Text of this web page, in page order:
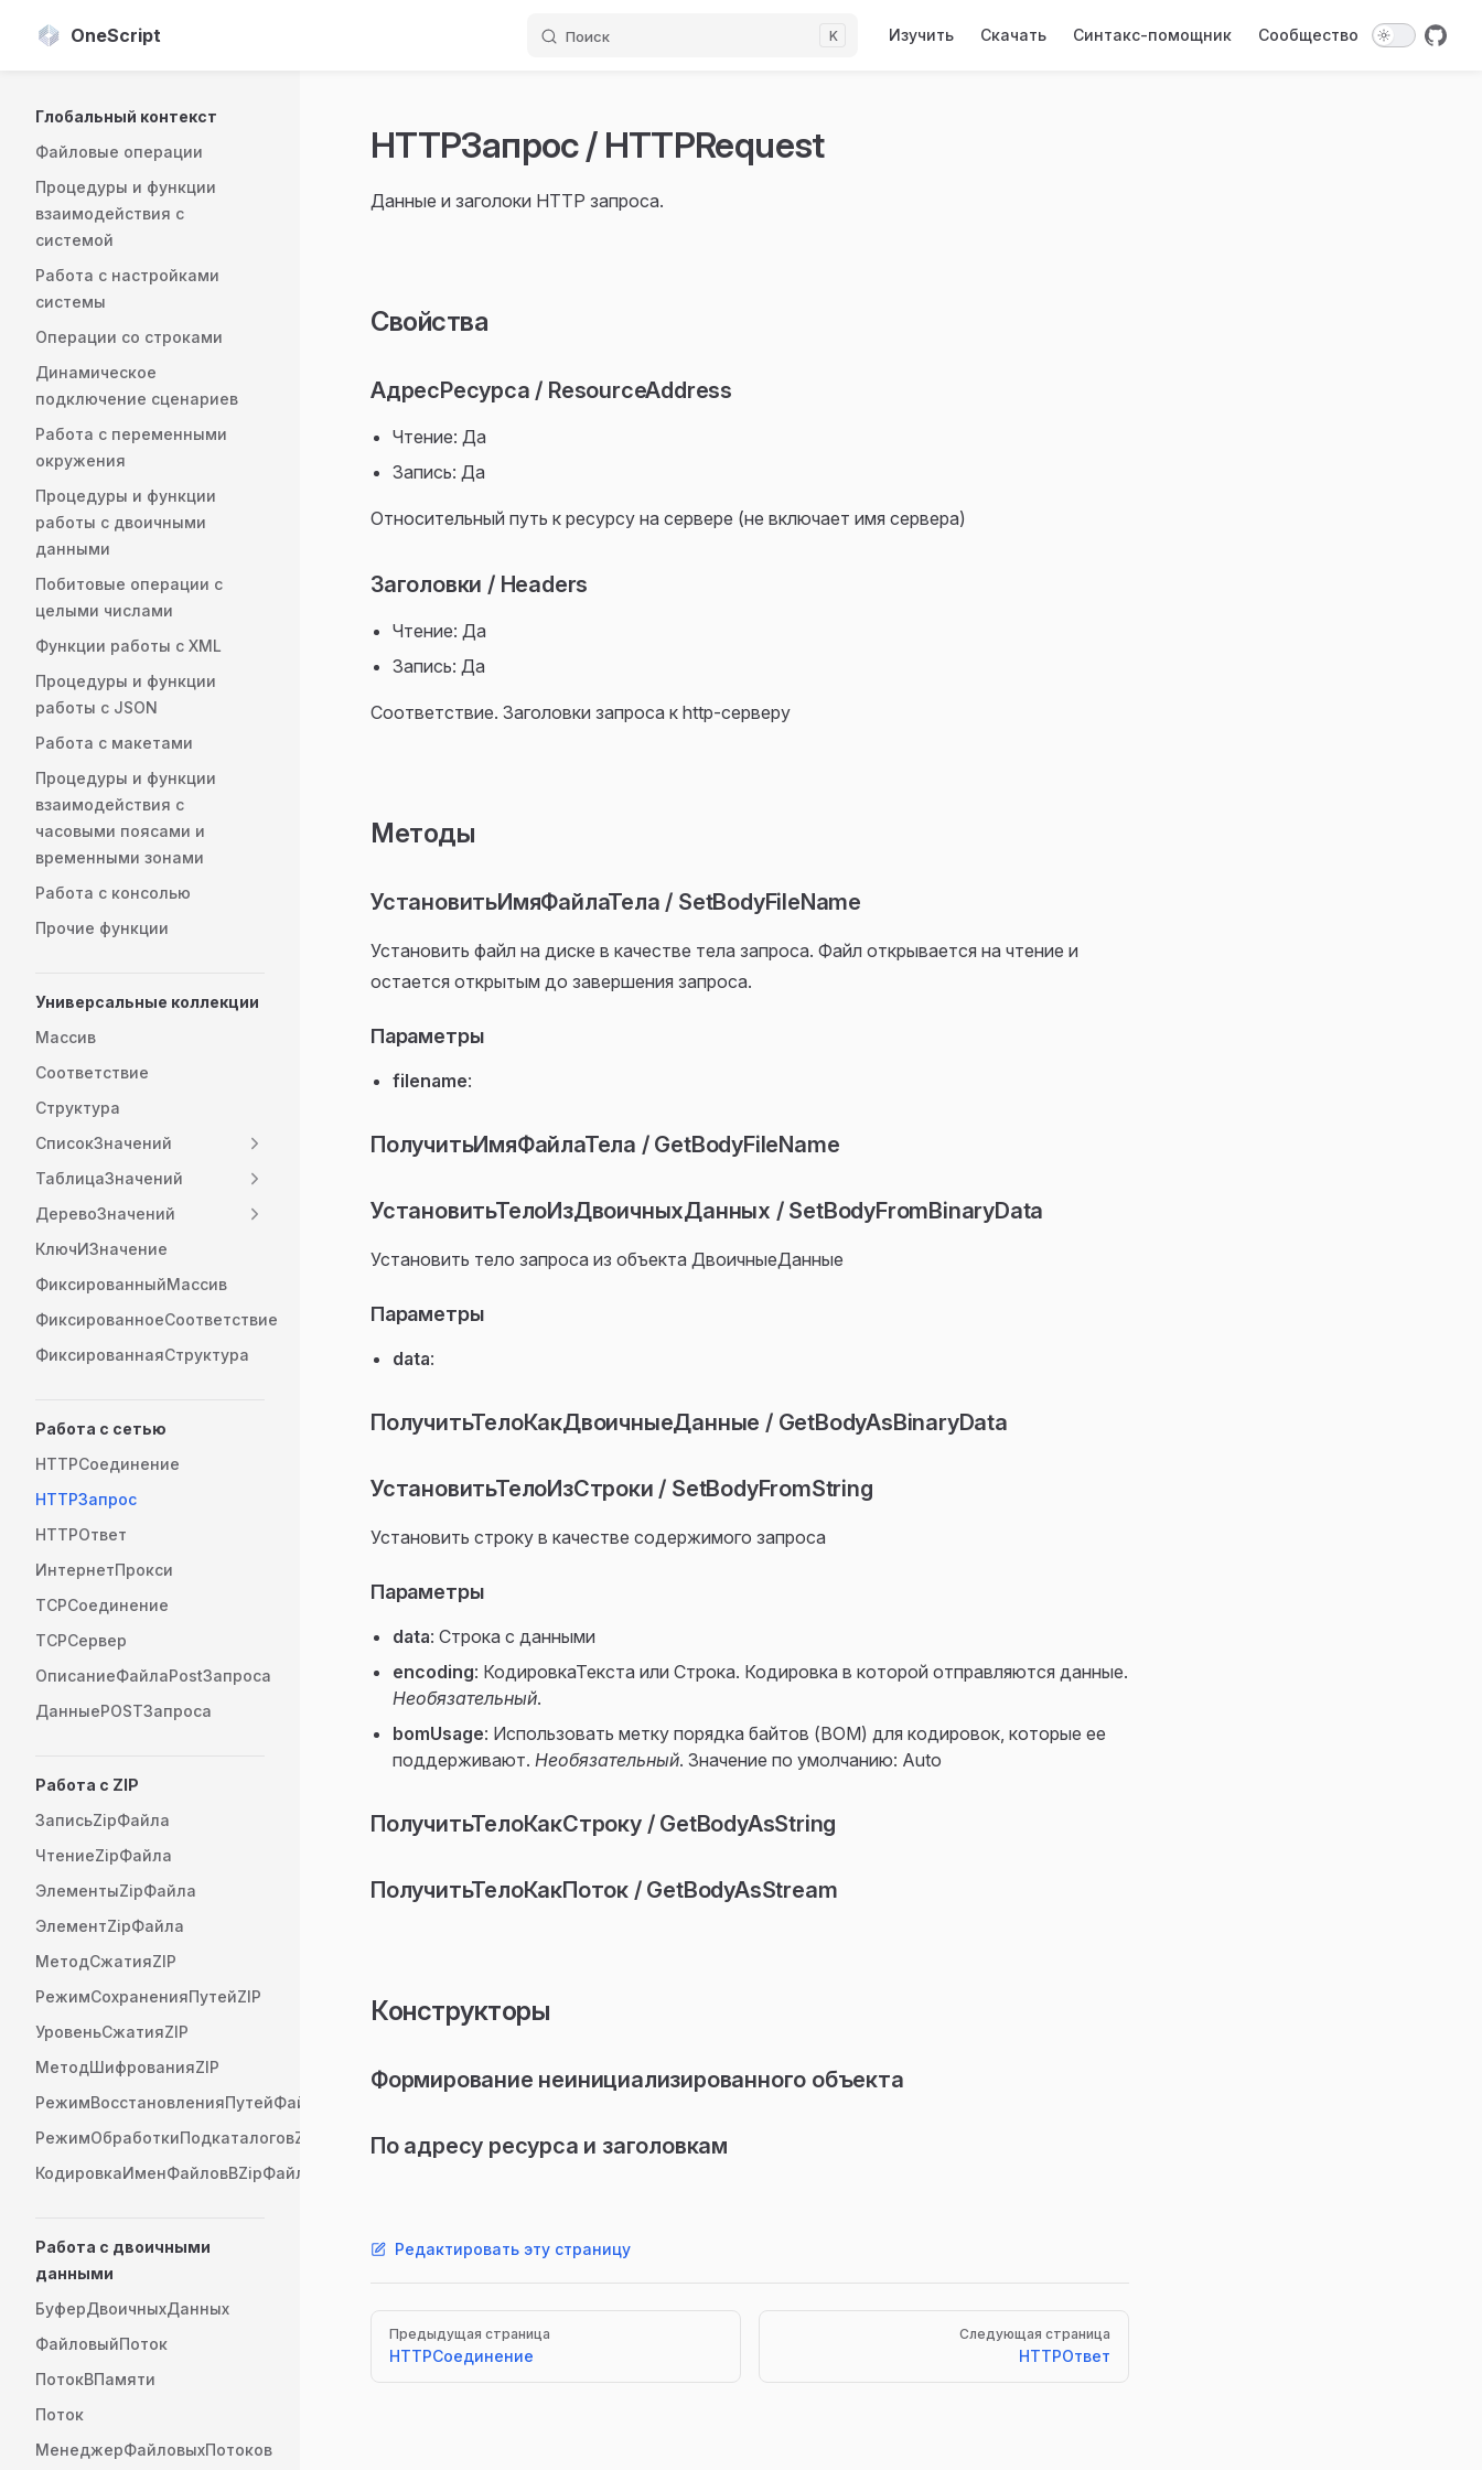
Skip to content
OneScript Поиск K Изучить Скачать Синтакс-помощник Сообщество
Глобальный контекст
Файловые операции
Процедуры и функции
взаимодействия с
системой
Работа с настройками
системы
Операции со строками
Динамическое
подключение сценариев
Работа с переменными
окружения
Процедуры и функции
работы с двоичными
данными
Побитовые операции с
целыми числами
Функции работы с XML
Процедуры и функции
работы с JSON
Работа с макетами
Процедуры и функции
взаимодействия с
часовыми поясами и
временными зонами
Работа с консолью
Прочие функции
Универсальные коллекции
Массив
Соответствие
Структура
СписокЗначений
ТаблицаЗначений
ДеревоЗначений
КлючИЗначение
ФиксированныйМассив
ФиксированноеСоответствие
ФиксированнаяСтруктура
Работа с сетью
HTTPСоединение
HTTPЗапрос
HTTPОтвет
ИнтернетПрокси
TCPСоединение
TCPСервер
ОписаниеФайлаPostЗапроса
ДанныеPOSTЗапроса
Работа с ZIP
ЗаписьZipФайла
ЧтениеZipФайла
ЭлементыZipФайла
ЭлементZipФайла
МетодСжатияZIP
РежимСохраненияПутейZIP
УровеньСжатияZIP
МетодШифрованияZIP
РежимВосстановленияПутейФайловZIP
РежимОбработкиПодкаталоговZIP
КодировкаИменФайловВZipФайле
Работа с двоичными
данными
БуферДвоичныхДанных
ФайловыйПоток
ПотокВПамяти
Поток
МенеджерФайловыхПотоков
HTTPЗапрос / HTTPRequest
Данные и заголоки HTTP запроса.
Свойства
АдресРесурса / ResourceAddress
Чтение: Да
Запись: Да
Относительный путь к ресурсу на сервере (не включает имя сервера)
Заголовки / Headers
Чтение: Да
Запись: Да
Соответствие. Заголовки запроса к http-серверу
Методы
УстановитьИмяФайлаТела / SetBodyFileName
Установить файл на диске в качестве тела запроса. Файл открывается на чтение и
остается открытым до завершения запроса.
Параметры
filename:
ПолучитьИмяФайлаТела / GetBodyFileName
УстановитьТелоИзДвоичныхДанных / SetBodyFromBinaryData
Установить тело запроса из объекта ДвоичныеДанные
Параметры
data:
ПолучитьТелоКакДвоичныеДанные / GetBodyAsBinaryData
УстановитьТелоИзСтроки / SetBodyFromString
Установить строку в качестве содержимого запроса
Параметры
data: Строка с данными
encoding: КодировкаТекста или Строка. Кодировка в которой отправляются данные.
Необязательный.
bomUsage: Использовать метку порядка байтов (BOM) для кодировок, которые ее
поддерживают. Необязательный. Значение по умолчанию: Auto
ПолучитьТелоКакСтроку / GetBodyAsString
ПолучитьТелоКакПоток / GetBodyAsStream
Конструкторы
Формирование неинициализированного объекта
По адресу ресурса и заголовкам
Редактировать эту страницу
Pager
Предыдущая страница
HTTPСоединение
Следующая страница
HTTPОтвет